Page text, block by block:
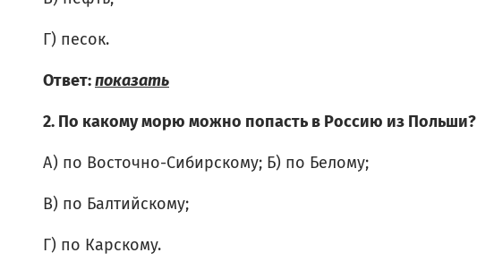
Г) песок.
Ответ: показать
2. По какому морю можно попасть в Россию из Польши?
А) по Восточно-Сибирскому; Б) по Белому;
В) по Балтийскому;
Г) по Карскому.